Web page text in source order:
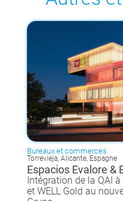
Bureaux et commerces
Torrevieja, Alicante, Espagne
Espacios Evalore &
Intégration de la QAI
et WELL Gold au